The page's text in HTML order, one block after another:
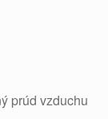
prúd vzduchu